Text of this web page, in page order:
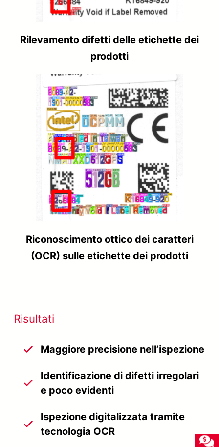
Rilevamento difetti delle etichette dei
prodotti
Riconoscimento ottico dei caratteri
(OCR) sulle etichette dei prodotti
Risultati
Maggiore precisione nell’ispezione
Identificazione di difetti irregolari
e poco evidenti
Ispezione digitalizzata tramite
tecnologia OCR